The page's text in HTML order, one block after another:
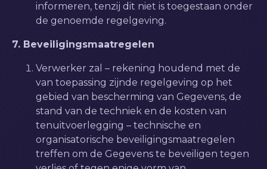
informeren, tenzij dit niet is toegestaan onder
de genoemde regelgeving.
7. Beveiligingsmaatregelen
Verwerker zal – rekening houdend met de
van toepassing zijnde regelgeving op het
gebied van bescherming van Gegevens, de
stand van de techniek en de kosten van
tenuitvoerlegging – technische en
organisatorische beveiligingsmaatregelen
treffen om de Gegevens te beveiligen tegen